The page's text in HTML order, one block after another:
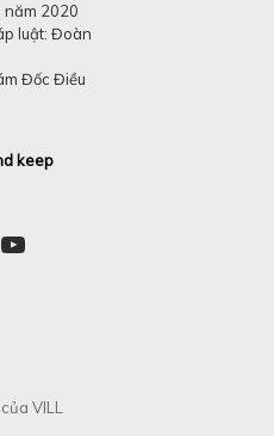
năm 2020
luật: Đoàn
Đốc Điều
keep
YouTube
VILL